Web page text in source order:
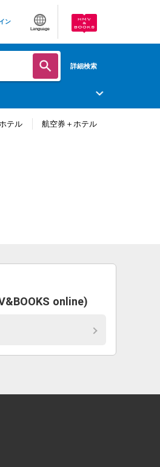
ン
Language
詳細検索
テル 航空券＋ホテル
online)